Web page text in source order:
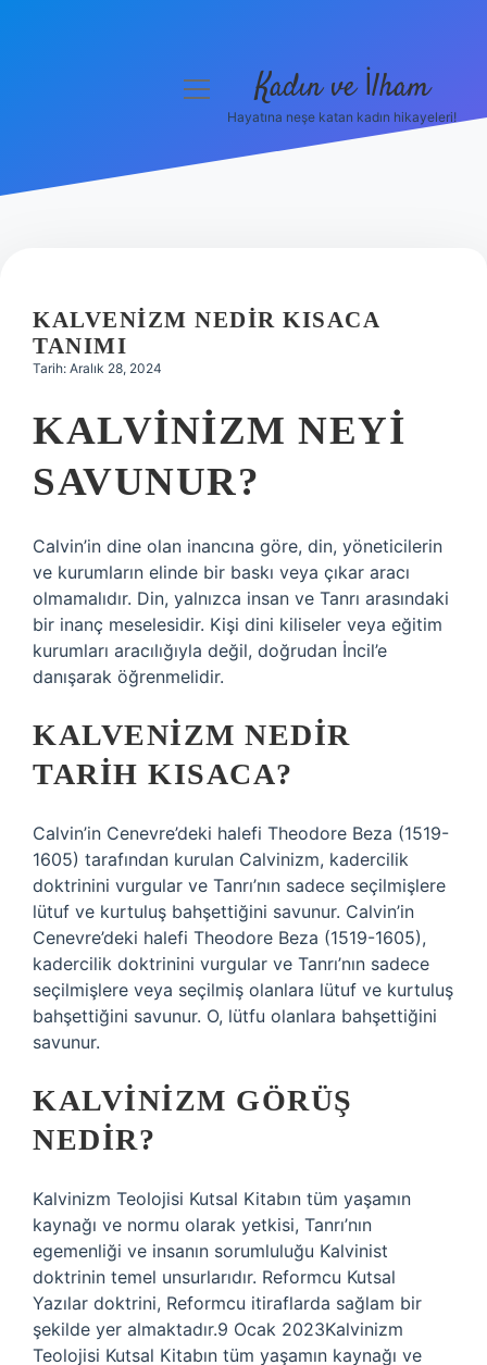
Hakkımızda
menüyü
Kadın ve İlham
Hayatına neşe katan kadın hikayeleri!
KALVENIZM NEDIR KISACA
TANIMI
Tarih: Aralık 28, 2024
KALVINIZM NEYI
SAVUNUR?
Calvin’in dine olan inancına göre, din, yöneticilerin
ve kurumların elinde bir baskı veya çıkar aracı
olmamalıdır. Din, yalnızca insan ve Tanrı arasındaki
bir inanç meselesidir. Kişi dini kiliseler veya eğitim
kurumları aracılığıyla değil, doğrudan İncil’e
danışarak öğrenmelidir.
KALVENIZM NEDIR
TARIH KISACA?
Calvin’in Cenevre’deki halefi Theodore Beza (1519-
1605) tarafından kurulan Calvinizm, kadercilik
doktrinini vurgular ve Tanrı’nın sadece seçilmişlere
lütuf ve kurtuluş bahşettiğini savunur. Calvin’in
Cenevre’deki halefi Theodore Beza (1519-1605),
kadercilik doktrinini vurgular ve Tanrı’nın sadece
seçilmişlere veya seçilmiş olanlara lütuf ve kurtuluş
bahşettiğini savunur. O, lütfu olanlara bahşettiğini
savunur.
KALVINIZM GÖRÜŞ
NEDIR?
Kalvinizm Teolojisi Kutsal Kitabın tüm yaşamın
kaynağı ve normu olarak yetkisi, Tanrı’nın
egemenliği ve insanın sorumluluğu Kalvinist
doktrinin temel unsurlarıdır. Reformcu Kutsal
Yazılar doktrini, Reformcu itiraflarda sağlam bir
şekilde yer almaktadır.9 Ocak 2023Kalvinizm
Teolojisi Kutsal Kitabın tüm yaşamın kaynağı ve